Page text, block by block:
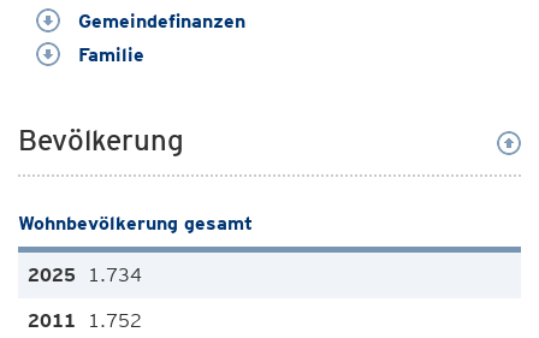
Gemeindefinanzen
Familie
Bevölkerung
Wohnbevölkerung gesamt
1.734
1.752